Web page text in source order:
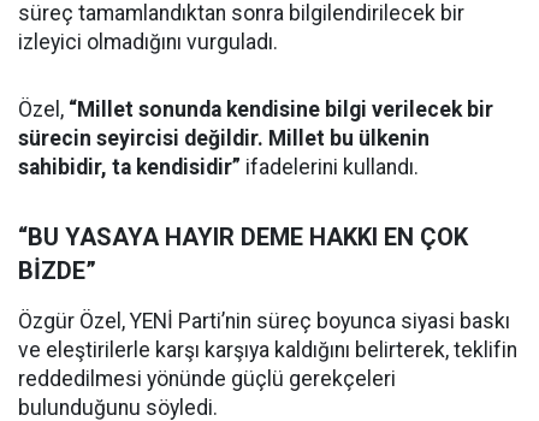
süreç tamamlandıktan sonra bilgilendirilecek bir
izleyici olmadığını vurguladı.
Özel, “Millet sonunda kendisine bilgi verilecek bir
sürecin seyircisi değildir. Millet bu ülkenin
sahibidir, ta kendisidir” ifadelerini kullandı.
“BU YASAYA HAYIR DEME HAKKI EN ÇOK
BİZDE”
Özgür Özel, YENİ Parti’nin süreç boyunca siyasi baskı
ve eleştirilerle karşı karşıya kaldığını belirterek, teklifin
reddedilmesi yönünde güçlü gerekçeleri
bulunduğunu söyledi.